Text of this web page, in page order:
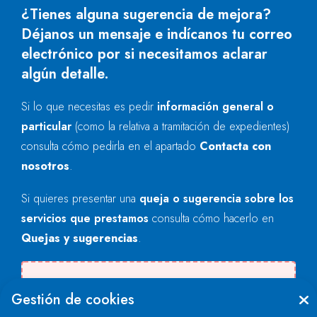
¿Tienes alguna sugerencia de mejora?
Déjanos un mensaje e indícanos tu correo
electrónico por si necesitamos aclarar
algún detalle.
Si lo que necesitas es pedir información general o
particular (como la relativa a tramitación de expedientes)
consulta cómo pedirla en el apartado Contacta con
nosotros.
Si quieres presentar una queja o sugerencia sobre los
servicios que prestamos consulta cómo hacerlo en
Quejas y sugerencias.
"text".
Gestión de cookies